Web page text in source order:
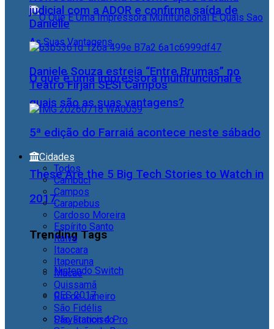
O que é uma impressora multifuncional e
quais são as suas vantagens?
These Are the 5 Big Tech Stories to Watch in
2017
Trending Tags
Nintendo Switch
CES 2017
Playstation 4 Pro
judicial com a ADOR e confirma saída de
Danielle
Daniele Souza estreia “Entre Brumas” no
Teatro Firjan SESI Campos
5ª edição do Farraiá acontece neste sábado
Cidades
Todos
Cambuci
Campos
Carapebus
Cardoso Moreira
Espírito Santo
Italva
Itaocara
Itaperuna
Macaé
Quissamã
Rio de Janeiro
São Fidélis
São Francisco